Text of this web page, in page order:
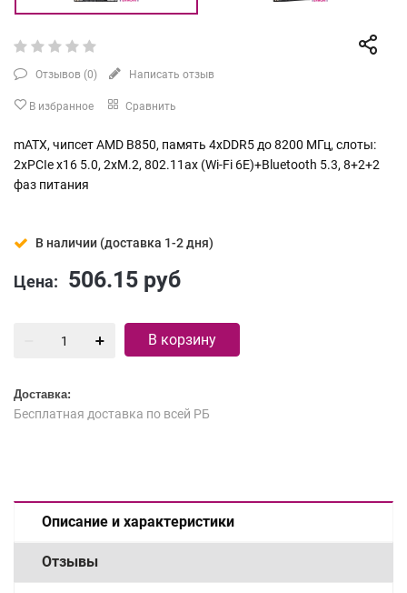
Отзывов (0) Написать отзыв
В избранное Сравнить
mATX, чипсет AMD B850, память 4xDDR5 до 8200 МГц, слоты:
2xPCIe x16 5.0, 2xM.2, 802.11ax (Wi-Fi 6E)+Bluetooth 5.3, 8+2+2
фаз питания
В наличии (доставка 1-2 дня)
Цена: 506.15 руб
В корзину
Доставка:
Бесплатная доставка по всей РБ
Описание и характеристики
Отзывы